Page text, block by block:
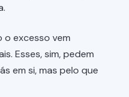
o excesso vem
Esses, sim, pedem
em si, mas pelo que